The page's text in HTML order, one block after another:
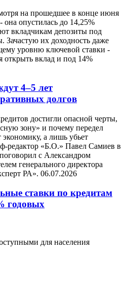
на прошедшее в конце июня
опустилась до 14,25%
вкладчикам депозиты под
Зачастую их доходность даже
уровню ключевой ставки -
открыть вклад и под 14%
4–5 лет
долгов
достигли опасной черты,
зону» и почему передел
экономику, а лишь убьет
редактор «Б.О.» Павел Самиев в
с Александром
генерального директора
РА». 06.07.2026
ставки по кредитам
годовых
для населения